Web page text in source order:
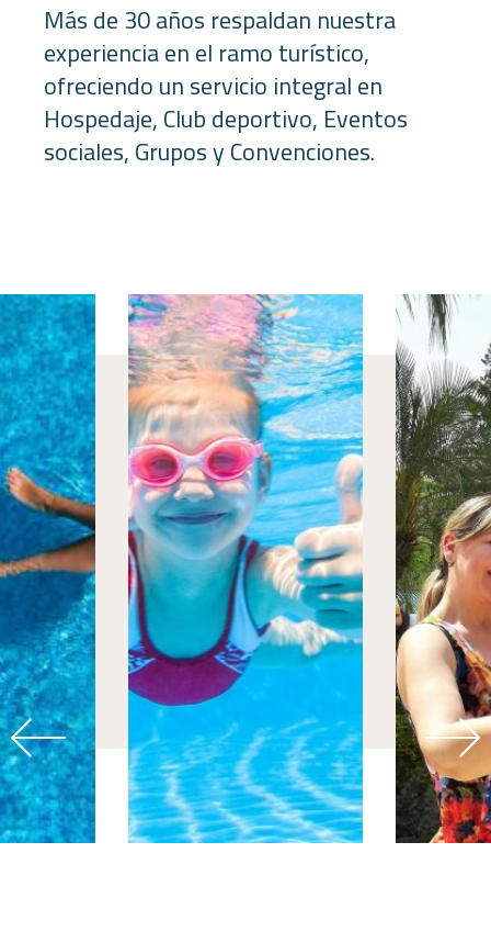
Más de 30 años respaldan nuestra
experiencia en el ramo turístico,
ofreciendo un servicio integral en
Hospedaje, Club deportivo, Eventos
sociales, Grupos y Convenciones.